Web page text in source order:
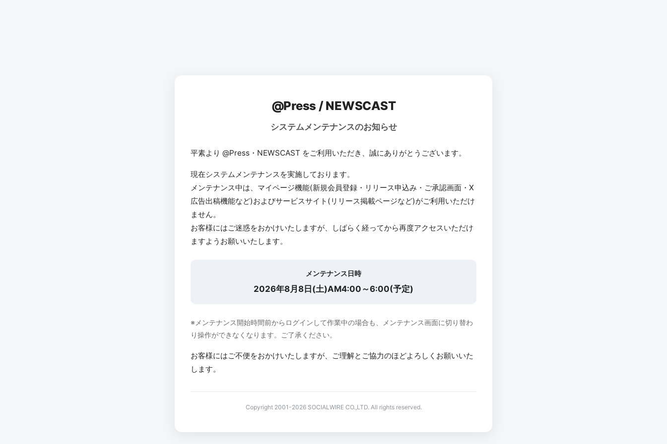
@Press / NEWSCAST
システムメンテナンスのお知らせ
平素より @Press・NEWSCAST をご利用いただき、誠にありがとうございます。
現在システムメンテナンスを実施しております。
メンテナンス中は、マイページ機能(新規会員登録・リリース申込み・ご承認画面・X
広告出稿機能など)およびサービスサイト(リリース掲載ページなど)がご利用いただけ
ません。
お客様にはご迷惑をおかけいたしますが、しばらく経ってから再度アクセスいただけ
ますようお願いいたします。
メンテナンス日時
2026年8月8日(土)AM4:00～6:00(予定)
※メンテナンス開始時間前からログインして作業中の場合も、メンテナンス画面に切り替わ
り操作ができなくなります。ご了承ください。
お客様にはご不便をおかけいたしますが、ご理解とご協力のほどよろしくお願いいた
します。
Copyright 2001-2026 SOCIALWIRE CO.,LTD. All rights reserved.